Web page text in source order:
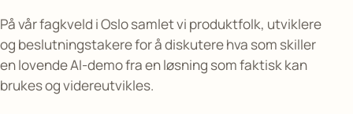
På vår fagkveld i Oslo samlet vi produktfolk, utviklere
og beslutningstakere for å diskutere hva som skiller
en lovende AI-demo fra en løsning som faktisk kan
brukes og videreutvikles.